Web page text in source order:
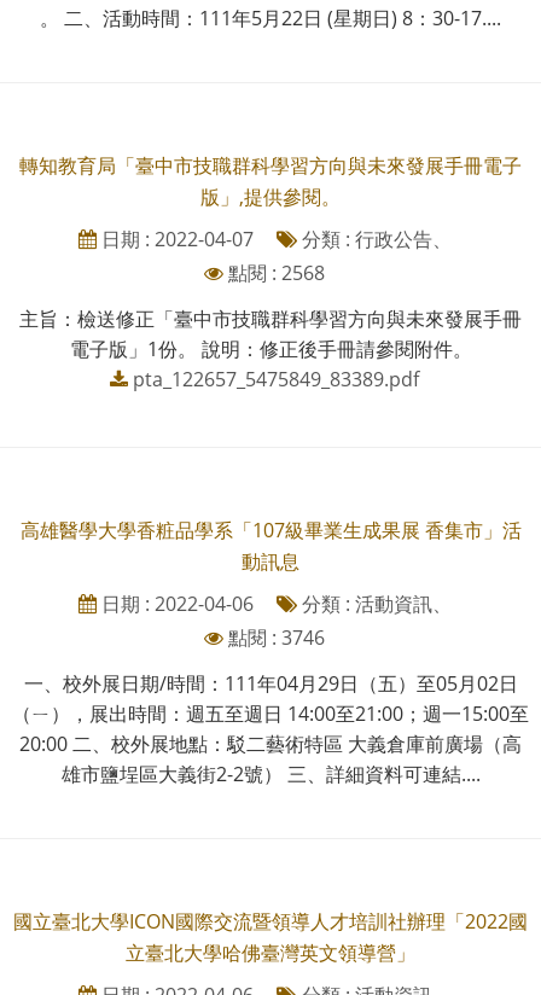
。 二、活動時間：111年5月22日 (星期日) 8：30-17....
轉知教育局「臺中市技職群科學習方向與未來發展手冊電子
版」,提供參閱。
日期 : 2022-04-07
分類 : 行政公告、
點閱 : 2568
主旨：檢送修正「臺中市技職群科學習方向與未來發展手冊
電子版」1份。 說明：修正後手冊請參閱附件。
pta_122657_5475849_83389.pdf
高雄醫學大學香粧品學系「107級畢業生成果展 香集市」活
動訊息
日期 : 2022-04-06
分類 : 活動資訊、
點閱 : 3746
一、校外展日期/時間：111年04月29日（五）至05月02日
（ㄧ），展出時間：週五至週日 14:00至21:00；週一15:00至
20:00 二、校外展地點：駁二藝術特區 大義倉庫前廣場（高
雄市鹽埕區大義街2-2號） 三、詳細資料可連結....
國立臺北大學ICON國際交流暨領導人才培訓社辦理「2022國
立臺北大學哈佛臺灣英文領導營」